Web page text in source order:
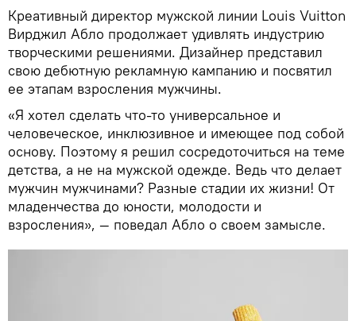
Креативный директор мужской линии Louis Vuitton
Вирджил Абло продолжает удивлять индустрию
творческими решениями. Дизайнер представил
свою дебютную рекламную кампанию и посвятил
ее этапам взросления мужчины.
«Я хотел сделать что-то универсальное и
человеческое, инклюзивное и имеющее под собой
основу. Поэтому я решил сосредоточиться на теме
детства, а не на мужской одежде. Ведь что делает
мужчин мужчинами? Разные стадии их жизни! От
младенчества до юности, молодости и
взросления», — поведал Абло о своем замысле.